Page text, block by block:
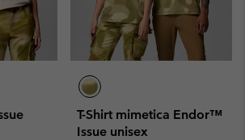
T-Shirt mimetica Endor™
Issue unisex